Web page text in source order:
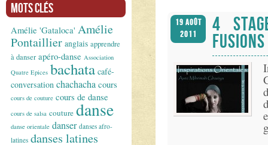
Mots clés
Amélie 'Gataloca' Amélie
Pontaillier anglais apprendre
à danser apéro-danse Association
Quatre Epices bachata café-
conversation chachacha cours
cours de couture cours de danse
cours de salsa couture danse
danse orientale danser danses afro-
latines danses latines
4
19 Août
2011